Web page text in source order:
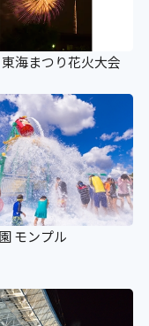
海まつり花火大会
モンプル